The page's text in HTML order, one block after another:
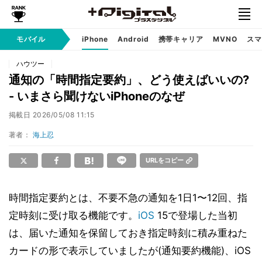
モバイル iPhone Android 携帯キャリア MVNO ス
ハウツー
通知の「時間指定要約」、どう使えばいいの?
- いまさら聞けないiPhoneのなぜ
掲載日 2026/05/08 11:15
著者： 海上忍
URLをコピー
時間指定要約とは、不要不急の通知を1日1〜12回、指
定時刻に受け取る機能です。 iOS 15で登場した当初
は、届いた通知を保留しておき指定時刻に積み重ねた
カードの形で表示していましたが(通知要約機能)、iOS